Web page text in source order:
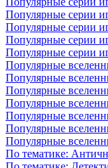
Популярные серии
Популярные серии
Популярные серии
Популярные серии
Популярные
Популярные
Популярные
Популярные
Популярные
Популярные
Популярные
По тематике: